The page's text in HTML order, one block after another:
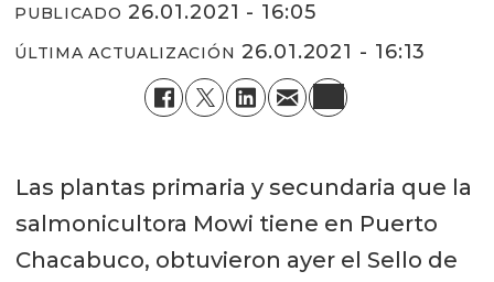
PUBLICADO 26.01.2021 - 16:05
ÚLTIMA ACTUALIZACIÓN 26.01.2021 - 16:13
Las plantas primaria y secundaria que la
salmonicultora Mowi tiene en Puerto
Chacabuco, obtuvieron ayer el Sello de